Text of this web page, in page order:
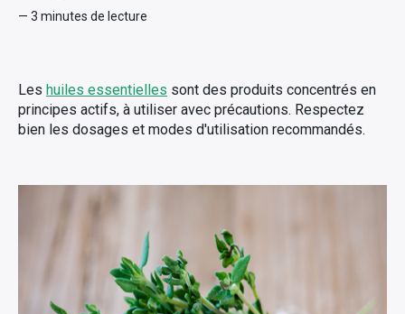
— 3 minutes de lecture
Les huiles essentielles sont des produits concentrés en
principes actifs, à utiliser avec précautions. Respectez
bien les dosages et modes d'utilisation recommandés.